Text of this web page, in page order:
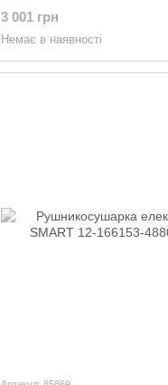
3 001 грн
Немає в наявності